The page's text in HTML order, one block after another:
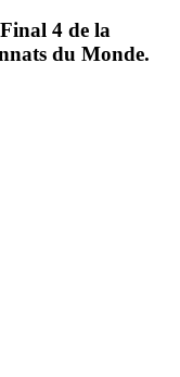
4 de la
du Monde.